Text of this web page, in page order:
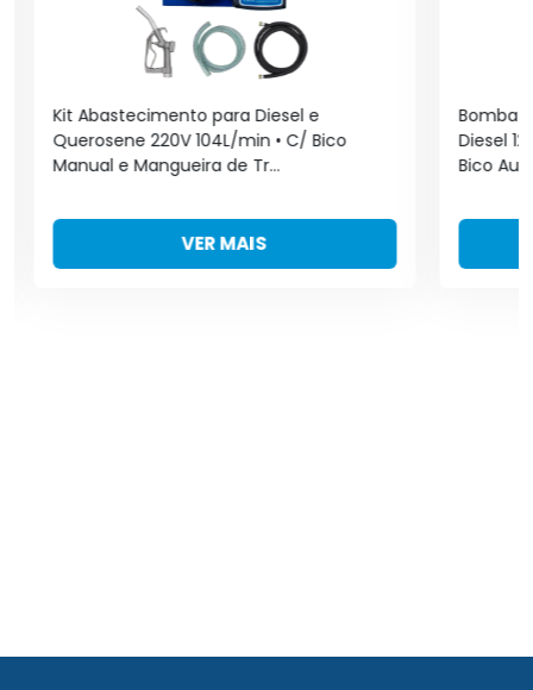
Kit Abastecimento para Diesel e
Querosene 220V 104L/min • C/ Bico
Manual e Mangueira de Tr...
VER MAIS
Bomba
Diesel
Bico